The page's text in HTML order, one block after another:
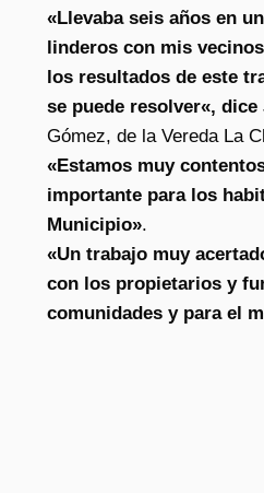
«Llevaba seis años en
linderos con mis
los resultados de este
se puede resolver«, dice
Gómez, de la Vereda La
«Estamos muy
importante para los
Municipio».
«Un trabajo muy
con los propietarios y
comunidades y para el